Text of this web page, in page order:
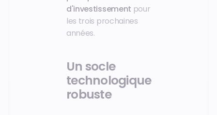
d'investissement pour
les trois prochaines
années.
Un socle
technologique
robuste